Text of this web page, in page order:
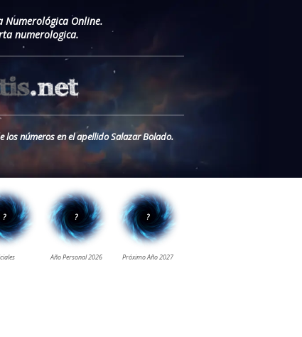
Numerológica Online.
numerologica.
números en el apellido Salazar Bolado.